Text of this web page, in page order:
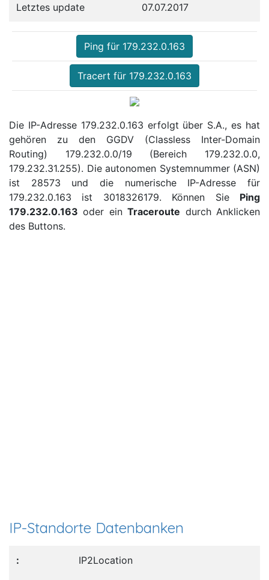
Letztes update 07.07.2017
Ping für 179.232.0.163
Tracert für 179.232.0.163
Die IP-Adresse 179.232.0.163 erfolgt über S.A., es hat
gehören zu den GGDV (Classless Inter-Domain
Routing) 179.232.0.0/19 (Bereich 179.232.0.0,
179.232.31.255). Die autonomen Systemnummer (ASN)
ist 28573 und die numerische IP-Adresse für
179.232.0.163 ist 3018326179. Können Sie Ping
179.232.0.163 oder einTraceroute durch Anklicken
des Buttons.
IP-Standorte Datenbanken
IP2Location